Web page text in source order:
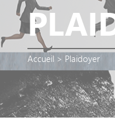
Accueil > Plaidoyer